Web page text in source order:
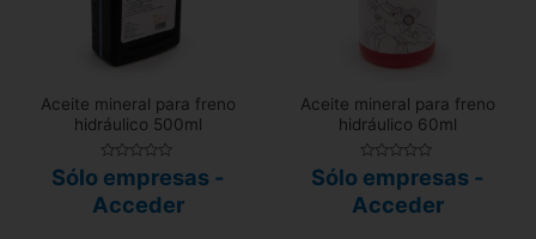
Aceite mineral para freno
hidráulico 500ml
Valorado
con
0
de
Sólo empresas -
Acceder
Aceite mineral para freno
hidráulico 60ml
Valorado
con
0
de
Sólo empresas -
Acceder